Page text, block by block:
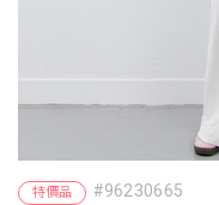
特價品 #96230665